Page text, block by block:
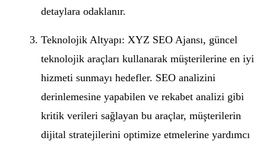
detaylara odaklanır.
Teknolojik Altyapı: XYZ SEO Ajansı, güncel
teknolojik araçları kullanarak müşterilerine en iyi
hizmeti sunmayı hedefler. SEO analizini
derinlemesine yapabilen ve rekabet analizi gibi
kritik verileri sağlayan bu araçlar, müşterilerin
dijital stratejilerini optimize etmelerine yardımcı